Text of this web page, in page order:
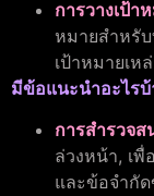
การวางเป้า
หมายสำหรั
เป้าหมายเห
มีข้อแนะนำอะไร
การสำรวจส
ล่วงหน้า, เ
และข้อจำกั